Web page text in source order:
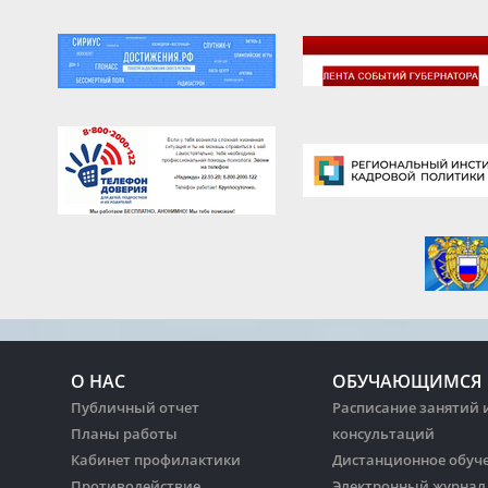
О НАС
Публичный отчет
Планы работы
Кабинет профилактики
ОБУЧАЮЩИМСЯ
Расписание занятий
консультаций
Дистанционное